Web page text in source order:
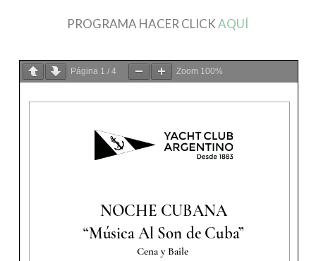
PROGRAMA HACER CLICKAQUÍ
Página 1 / 4 Zoom 100%